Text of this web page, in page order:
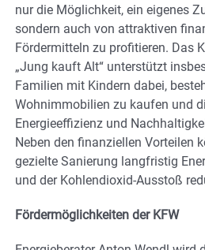
nur die Möglichkeit, ein eigenes
sondern auch von attraktiven
Fördermitteln zu profitieren. Das
„Jung kauft Alt“ unterstützt
Familien mit Kindern dabei,
Wohnimmobilien zu kaufen und
Energieeffizienz und
Neben den finanziellen Vorteilen
gezielte Sanierung langfristig
und der Kohlendioxid-Ausstoß
Fördermöglichkeiten der KFW